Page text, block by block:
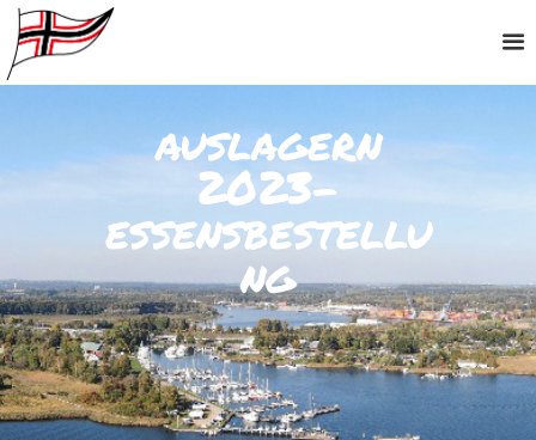
auslagern
2023-
essensbestellu
ng